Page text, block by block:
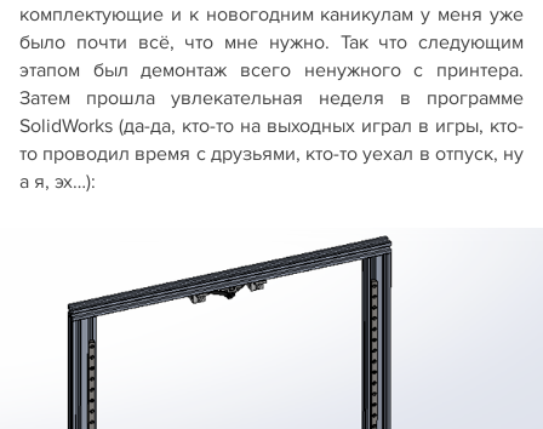
комплектующие и к новогодним каникулам у меня уже
было почти всё, что мне нужно. Так что следующим
этапом был демонтаж всего ненужного с принтера.
Затем прошла увлекательная неделя в программе
SolidWorks (да-да, кто-то на выходных играл в игры, кто-
то проводил время с друзьями, кто-то уехал в отпуск, ну
а я, эх…):